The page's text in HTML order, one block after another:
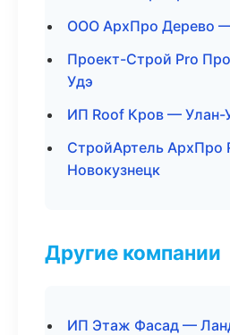
ООО АрхПро Дерево
Проект-Строй Pro
Удэ
ИП Roof Кров — Улан-
СтройАртель АрхПро
Новокузнецк
Другие компании
ИП Этаж Фасад —